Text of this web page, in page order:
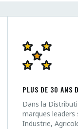
PLUS DE 30 ANS
Dans la
marques leaders
Industrie,